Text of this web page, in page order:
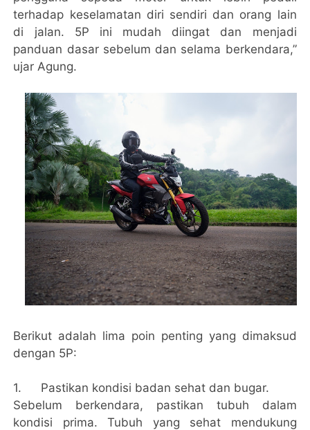
terhadap keselamatan diri sendiri dan orang lain
di jalan. 5P ini mudah diingat dan menjadi
panduan dasar sebelum dan selama berkendara,”
ujar Agung.
Berikut adalah lima poin penting yang dimaksud
dengan 5P:
1.
Pastikan kondisi badan sehat dan bugar.
Sebelum berkendara, pastikan tubuh dalam
kondisi prima. Tubuh yang sehat mendukung